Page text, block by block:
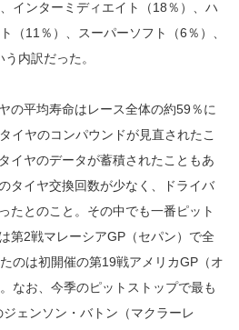
インターミディエイト（18％）、ハ
（11％）、スーパーソフト（6％）、
内訳だった。
の平均寿命はレース全体の約59％に
イヤのコンパウンドが見直されたこ
イヤのデータが蓄積されたこともあ
タイヤ交換回数が少なく、ドライバ
たとのこと。その中でも一番ピット
第2戦マレーシアGP（セパン）で全
のは初開催の第19戦アメリカGP（オ
なお、今季のピットストップで最も
ェンソン・バトン（マクラーレ